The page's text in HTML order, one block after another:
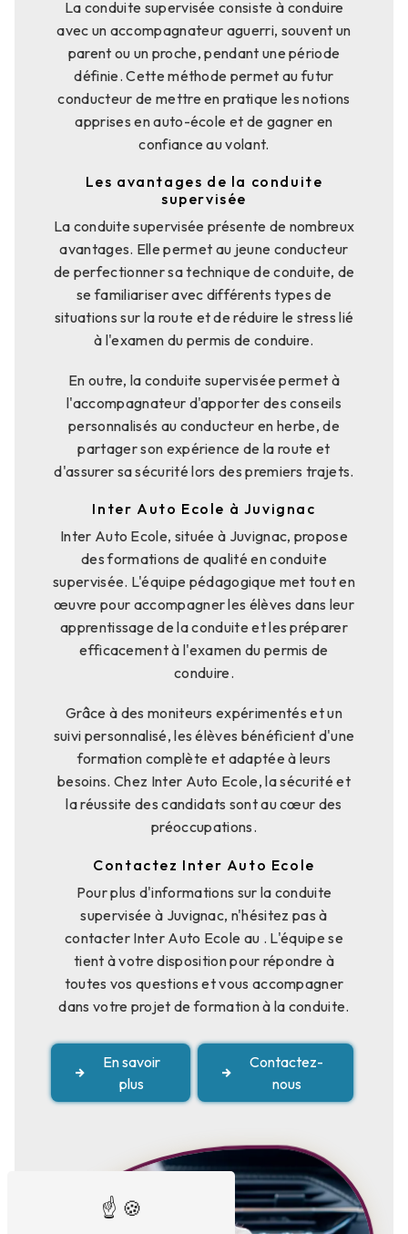
La conduite supervisée consiste à conduire
avec un accompagnateur aguerri, souvent un
parent ou un proche, pendant une période
définie. Cette méthode permet au futur
conducteur de mettre en pratique les notions
apprises en auto-école et de gagner en
confiance au volant.
Les avantages de la conduite
supervisée
La conduite supervisée présente de nombreux
avantages. Elle permet au jeune conducteur
de perfectionner sa technique de conduite, de
se familiariser avec différents types de
situations sur la route et de réduire le stress lié
à l'examen du permis de conduire.
En outre, la conduite supervisée permet à
l'accompagnateur d'apporter des conseils
personnalisés au conducteur en herbe, de
partager son expérience de la route et
d'assurer sa sécurité lors des premiers trajets.
Inter Auto Ecole à Juvignac
Inter Auto Ecole, située à Juvignac, propose
des formations de qualité en conduite
supervisée. L'équipe pédagogique met tout en
œuvre pour accompagner les élèves dans leur
apprentissage de la conduite et les préparer
efficacement à l'examen du permis de
conduire.
Grâce à des moniteurs expérimentés et un
suivi personnalisé, les élèves bénéficient d'une
formation complète et adaptée à leurs
besoins. Chez Inter Auto Ecole, la sécurité et
la réussite des candidats sont au cœur des
préoccupations.
Contactez Inter Auto Ecole
Pour plus d'informations sur la conduite
supervisée à Juvignac, n'hésitez pas à
contacter Inter Auto Ecole au . L'équipe se
tient à votre disposition pour répondre à
toutes vos questions et vous accompagner
dans votre projet de formation à la conduite.
En savoir
plus
Contactez-
nous